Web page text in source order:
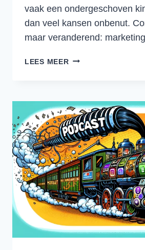
vaak een ondergeschoven
dan veel kansen onbenut.
maar veranderend:
LEES MEERVAN
LEAD-
EN
DEMAND
GENERATION:
EEN
NIEUWE
IN
DE
LOGISTIEK